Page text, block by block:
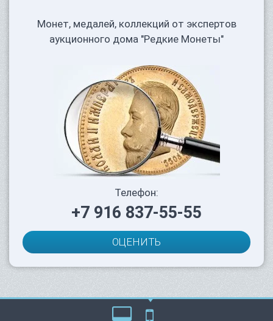
Монет, медалей, коллекций от экспертов
аукционного дома "Редкие Монеты"
Телефон:
+7 916 837-55-55
ОЦЕНИТЬ